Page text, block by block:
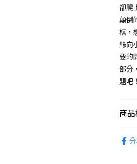
卻爬
顛倒
棋，
絲向
要的
部分
題吧
商品